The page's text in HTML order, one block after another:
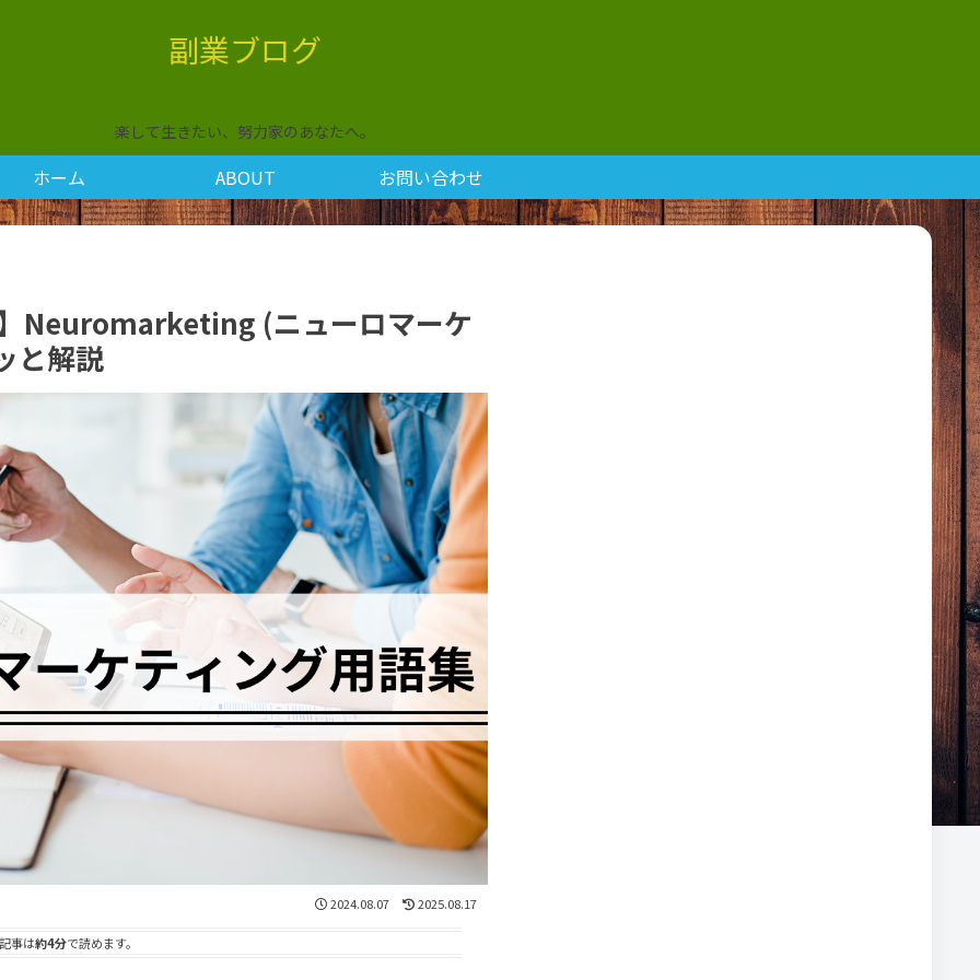
副業ブログ
楽して生きたい、努力家のあなたへ。
ホーム ABOUT お問い合わせ
Neuromarketing (ニューロマーケ
と解説
2024.08.07 2025.08.17
事は約4分で読めます。